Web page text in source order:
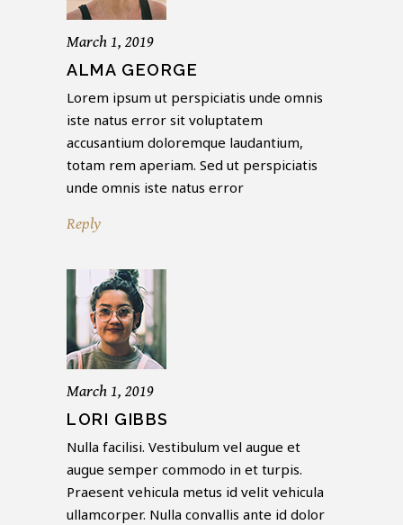
March 1, 2019
ALMA GEORGE
Lorem ipsum ut perspiciatis unde omnis
iste natus error sit voluptatem
accusantium doloremque laudantium,
totam rem aperiam. Sed ut perspiciatis
unde omnis iste natus error
Reply
March 1, 2019
LORI GIBBS
Nulla facilisi. Vestibulum vel augue et
augue semper commodo in et turpis.
Praesent vehicula metus id velit vehicula
ullamcorper. Nulla convallis ante id dolor